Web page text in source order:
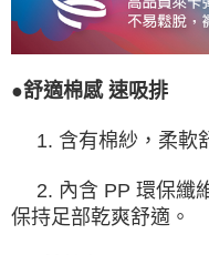
●舒適棉感 速吸排
1. 含有棉紗，柔軟
2. 內含 PP 環保纖
保持足部乾爽舒適。